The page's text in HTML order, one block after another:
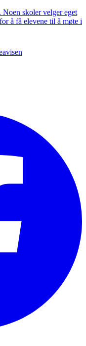
skoler velger eget
å få elevene til å møte i